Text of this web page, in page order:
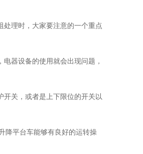
处理时，大家要注意的一个重点
器设备的使用就会出现问题，
开关，或者是上下限位的开关以
降平台车能够有良好的运转操